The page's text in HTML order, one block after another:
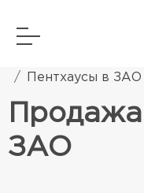
Элитная
Пентхаусы в ЗАО
ЗАО